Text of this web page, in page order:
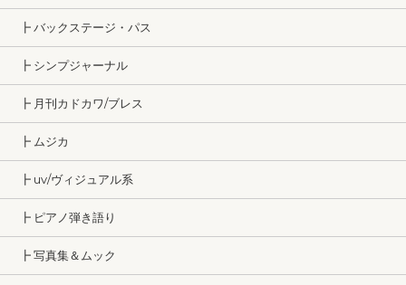
┣ バックステージ・パス
┣ シンプジャーナル
┣ 月刊カドカワ/ブレス
┣ ムジカ
┣ uv/ヴィジュアル系
┣ ピアノ弾き語り
┣ 写真集＆ムック